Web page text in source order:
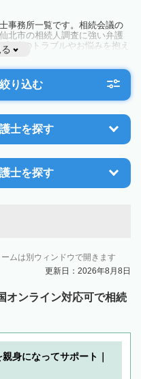
事務所一覧です。相続会議の
北市の相続人調査に強い弁護
続のトラブルやお悩みを抱え
みましょう。
り込む
士を探す
士を探す
ムは別ウィンドウで開きます
更新日：2026年8月8日
オンライン対応可で相続
身になってサポート｜